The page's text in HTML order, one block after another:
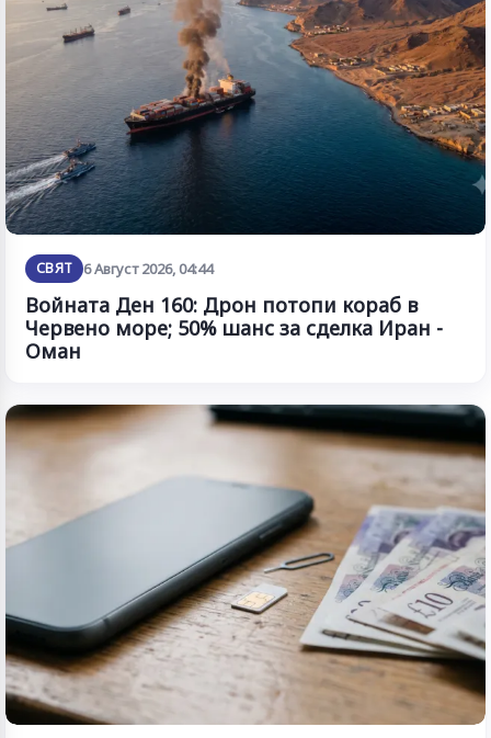
СВЯТ 6 Август 2026, 04:44
Войната Ден 160: Дрон потопи кораб в
Червено море; 50% шанс за сделка Иран -
Оман